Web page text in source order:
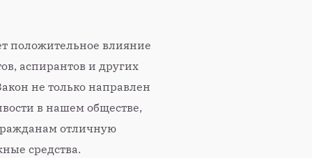
положительное влияние
аспирантов и других
не только направлен
в нашем обществе,
отличную
средства.